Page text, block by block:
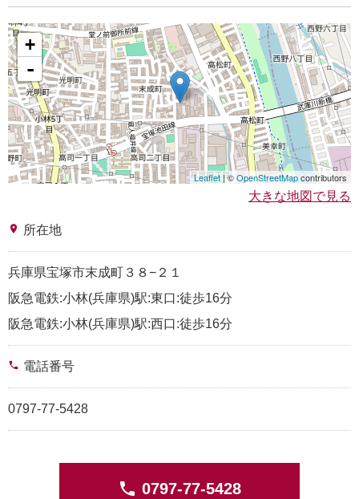
+
-
Leaflet| ©OpenStreetMapcontributors
大きな地図で見る
place 所在地
兵庫県宝塚市末成町３８−２１
阪急電鉄:小林(兵庫県)駅:東口:徒歩16分
阪急電鉄:小林(兵庫県)駅:西口:徒歩16分
phone 電話番号
0797-77-5428
phone 0797-77-5428